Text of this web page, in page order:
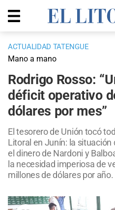
ACTUALIDAD TATENGUE
Mano a mano
Rodrigo Rosso:
déficit operativo
dólares por mes”
El tesorero de Unión tocó
Litoral en Junín: la situación
el dinero de Nardoni y
la necesidad imperiosa de
millones de dólares por año.